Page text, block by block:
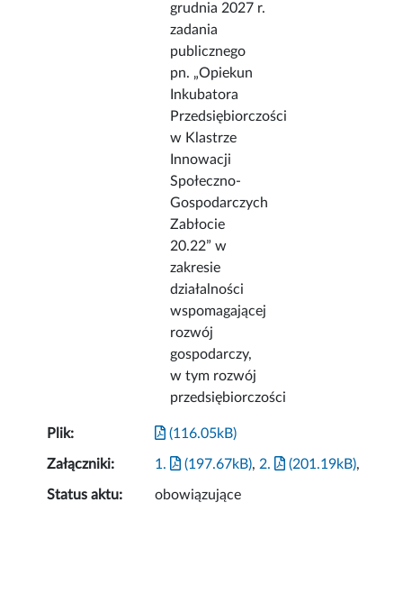
grudnia 2027 r.
zadania
publicznego
pn. „Opiekun
Inkubatora
Przedsiębiorczości
w Klastrze
Innowacji
Społeczno-
Gospodarczych
Zabłocie
20.22” w
zakresie
działalności
wspomagającej
rozwój
gospodarczy,
w tym rozwój
przedsiębiorczości
Plik: (116.05kB)
Załączniki: 1. (197.67kB), 2. (201.19kB),
Status aktu: obowiązujące